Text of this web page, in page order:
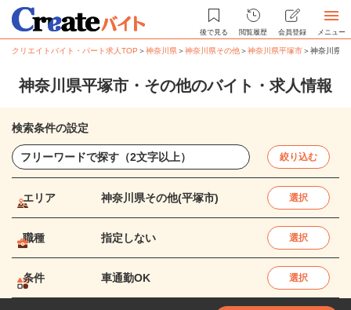
後で見る 閲覧履歴 会員登録 メニュー
クリエイトバイト・パート求人TOP ＞神奈川県＞神奈川県その他＞神奈川県平塚市＞神奈川県
神奈川県平塚市・その他のバイト・求人情報
検索条件の設定
絞り込む
エリア 神奈川県その他(平塚市) 選択
職種 指定しない 選択
条件 車通勤OK 選択